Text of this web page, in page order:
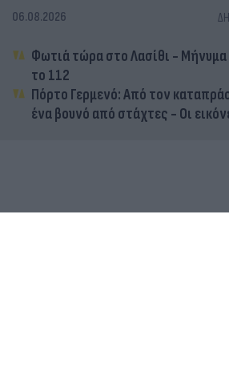
06.08.2026
Φωτιά τώρα στο Λασίθι -
το 112
Πόρτο Γερμενό: Από τον
ένα βουνό από στάχτες - Οι